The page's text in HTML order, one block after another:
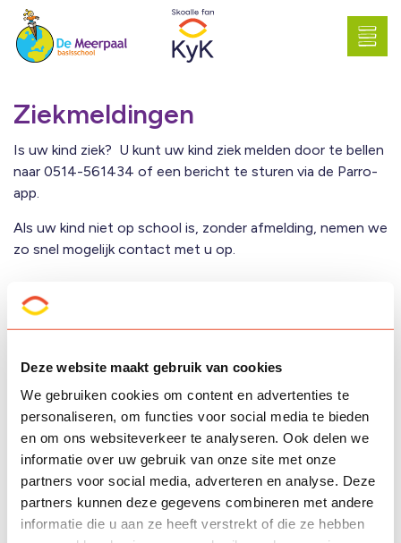
Deze website maakt gebruik van cookies
We gebruiken cookies om content en advertenties te
personaliseren, om functies voor social media te bieden
en om ons websiteverkeer te analyseren. Ook delen we
informatie over uw gebruik van onze site met onze
partners voor social media, adverteren en analyse. Deze
partners kunnen deze gegevens combineren met andere
informatie die u aan ze heeft verstrekt of die ze hebben
Ziekmeldingen
Is uw kind ziek? U kunt uw kind ziek melden door te bellen
naar 0514-561434 of een bericht te sturen via de Parro-
app.
Als uw kind niet op school is, zonder afmelding, nemen we
zo snel mogelijk contact met u op.